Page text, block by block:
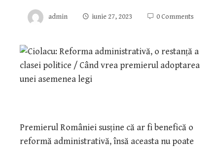
admin iunie 27, 2023 0 Comments
Premierul României susține că ar fi benefică o
reformă administrativă, însă aceasta nu poate